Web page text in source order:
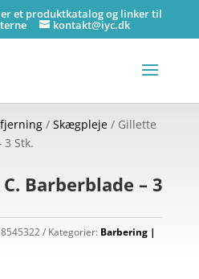
er et produktkatalog og linker til
kontakt@iyc.dk
/ Skægpleje/ Gillette
3 Stk.
Barberblade – 3
Kategorier: Barbering |